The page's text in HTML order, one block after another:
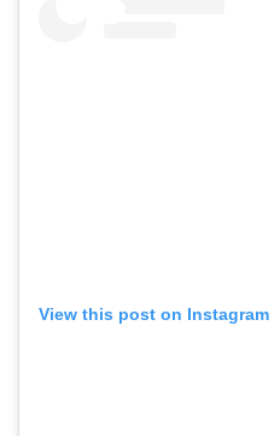
View this post on Instagram